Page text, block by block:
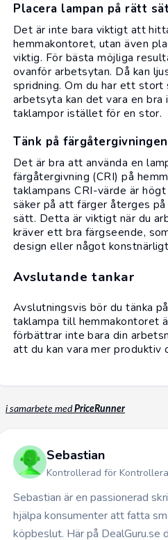
Placera lampan på rätt
Det är inte bara viktigt att
hemmakontoret, utan även
viktig. För bästa möjliga
ovanför arbetsytan. Då kan
spridning. Om du har ett stort
arbetsyta kan det vara en
taklampor istället för en stor.
Tänk på färgåtergivningen
Det är bra att använda en
färgåtergivning (CRI) på
taklampans CRI-värde är
säker på att färger återges
sätt. Detta är viktigt när du
kräver ett bra färgseende,
design eller något
Avslutande tankar
Avslutningsvis bör du tänka
taklampa till hemmakontoret
förbättrar inte bara din
att du kan vara mer produktiv
i samarbete medPriceRunner
Sebastian
Kontrollerad för
Sebastian är en passionerad
hjälpa konsumenter att fatta
köpbeslut. Här på DealGuru.se